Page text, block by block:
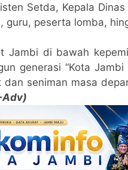
Setda, Kepala
guru, peserta lomba,
Jambi di bawah
generasi “Kota Jambi
seniman masa
Adv)